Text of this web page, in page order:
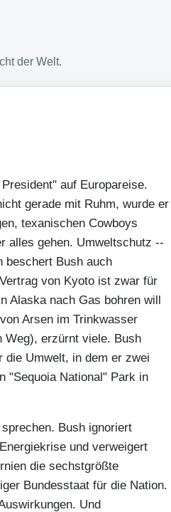
der Welt.
auf Europareise.
gerade mit Ruhm, wurde er
texanischen Cowboys
alles gehen. Umweltschutz --
beschert Bush auch
von Kyoto ist zwar für
Alaska nach Gas bohren will
Arsen im Trinkwasser
Weg), erzürnt viele. Bush
die Umwelt, in dem er zwei
"Sequoia National" Park in
Bush ignoriert
und verweigert
die sechstgrößte
Bundesstaat für die Nation.
Und